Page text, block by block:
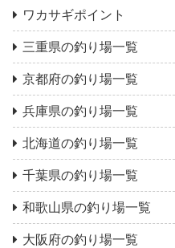
ワカサギポイント
三重県の釣り場一覧
京都府の釣り場一覧
兵庫県の釣り場一覧
北海道の釣り場一覧
千葉県の釣り場一覧
和歌山県の釣り場一覧
大阪府の釣り場一覧